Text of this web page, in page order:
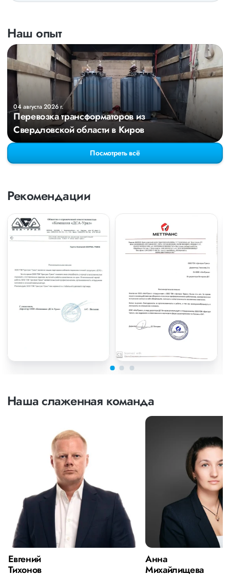
Наш опыт
04 августа 2026 г.
Перевозка трансформаторов из
Свердловской области в Киров
Посмотреть всё
Рекомендации
Наша слаженная команда
Евгений
Тихонов
Анна
Михайлищева